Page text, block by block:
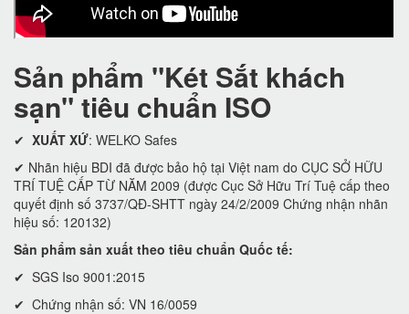
Sản phẩm "Két Sắt khách
sạn" tiêu chuẩn ISO
✔ XUẤT XỨ: WELKO Safes
✔ Nhãn hiệu BDI đã được bảo hộ tại Việt nam do CỤC SỞ HỮU
TRÍ TUỆ CẤP TỪ NĂM 2009 (được Cục Sở Hữu Trí Tuệ cấp theo
quyết định số 3737/QĐ-SHTT ngày 24/2/2009 Chứng nhận nhãn
hiệu số: 120132)
Sản phẩm sản xuất theo tiêu chuẩn Quốc tế:
✔ SGS Iso 9001:2015
✔ Chứng nhận số: VN 16/0059